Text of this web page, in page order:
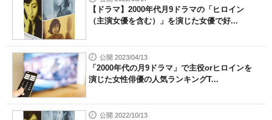
【ドラマ】2000年代月9ドラマの「ヒロイン
（主演女優を含む）」を演じた女優で好...
公開 2023/04/13
「2000年代の月9ドラマ」で主役orヒロインを
演じた女性俳優の人気ランキングT...
公開 2022/10/13